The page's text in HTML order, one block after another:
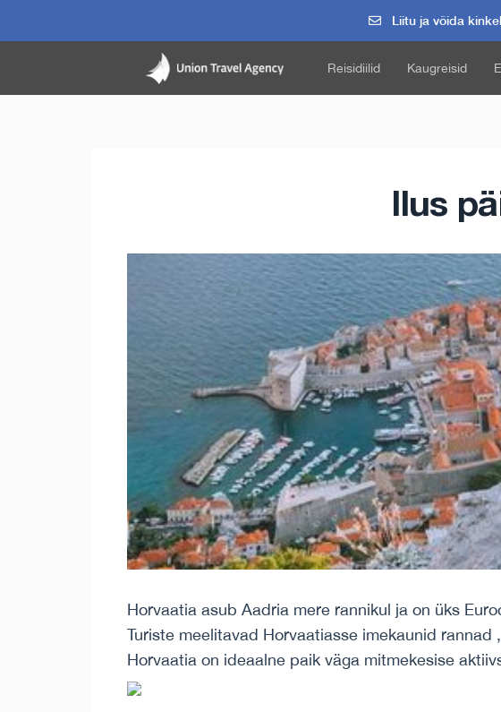
Liitu ja võida
Reisidiilid Kaugreisid
Ilus
Horvaatia asub Aadria mere rannikul ja on üks
Turiste meelitavad Horvaatiasse imekaunid
Horvaatia on ideaalne paik väga mitmekesise